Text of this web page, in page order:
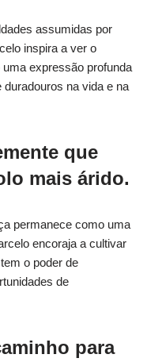
assumidas por
inspira a ver o
expressão profunda
na vida e na
que
mais árido.
permanece como uma
encoraja a cultivar
o poder de
de
para